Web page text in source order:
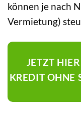
können je nach
Vermietung)
JETZT
KREDIT